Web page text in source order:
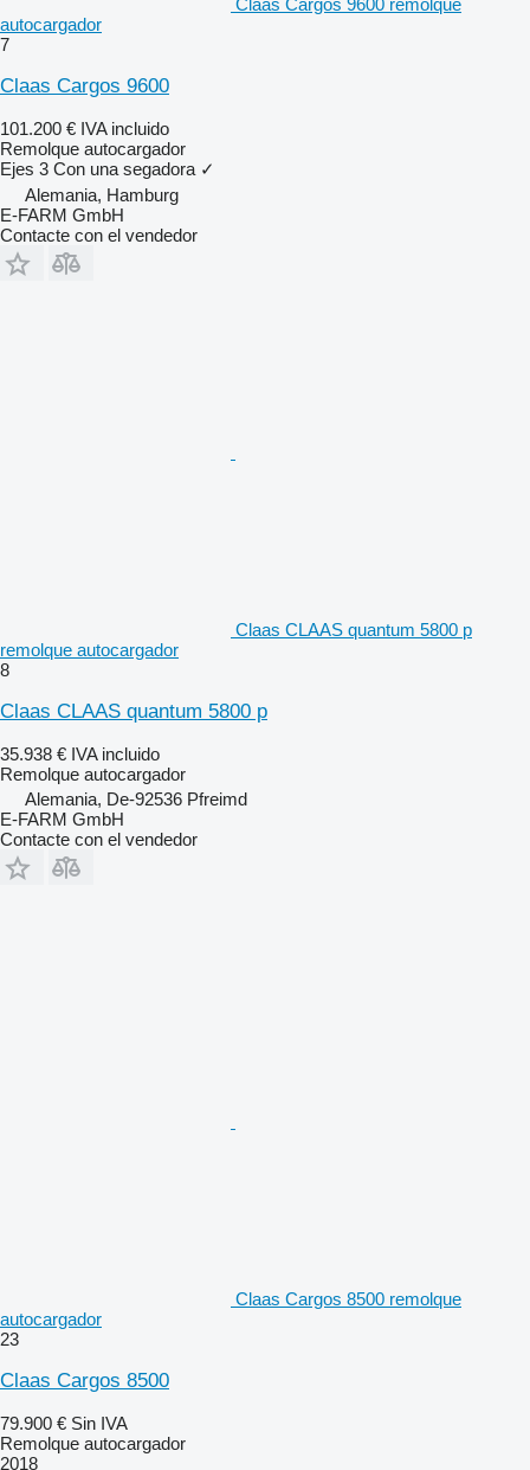
Claas Cargos 9600 remolque
autocargador
7
Claas Cargos 9600
101.200 € IVA incluido
Remolque autocargador
Ejes 3 Con una segadora ✓
Alemania, Hamburg
E-FARM GmbH
Contacte con el vendedor
Claas CLAAS quantum 5800 p
remolque autocargador
8
Claas CLAAS quantum 5800 p
35.938 € IVA incluido
Remolque autocargador
Alemania, De-92536 Pfreimd
E-FARM GmbH
Contacte con el vendedor
Claas Cargos 8500 remolque
autocargador
23
Claas Cargos 8500
79.900 € Sin IVA
Remolque autocargador
2018